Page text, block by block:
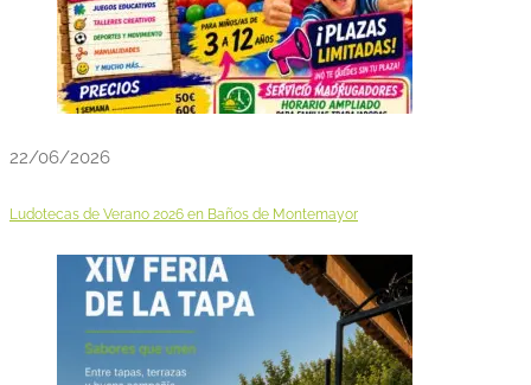
22/06/2026
Ludotecas de Verano 2026 en Baños de Montemayor